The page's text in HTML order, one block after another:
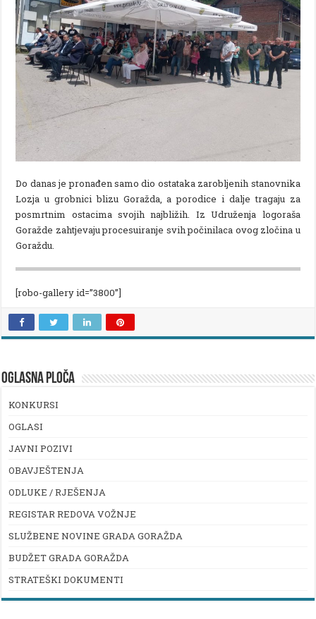
Do danas je pronađen samo dio ostataka zarobljenih stanovnika
Lozja u grobnici blizu Goražda, a porodice i dalje tragaju za
posmrtnim ostacima svojih najbližih. Iz Udruženja logoraša
Goražde zahtjevaju procesuiranje svih počinilaca ovog zločina u
Goraždu.
[robo-gallery id=”3800”]
OGLASNA PLOČA
KONKURSI
OGLASI
JAVNI POZIVI
OBAVJEŠTENJA
ODLUKE / RJEŠENJA
REGISTAR REDOVA VOŽNJE
SLUŽBENE NOVINE GRADA GORAŽDA
BUDŽET GRADA GORAŽDA
STRATEŠKI DOKUMENTI